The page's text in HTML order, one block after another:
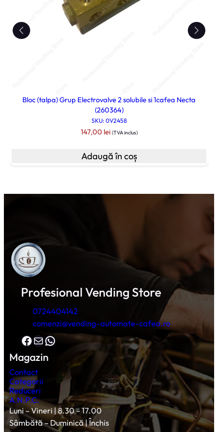
Bloc (talpa) Grup Electrovalve 2 solubile si 1cafea Necta
(260364)
SKU: 0V2458
147,00 lei (TVA inclus)
Adaugă în coș
Profesional Vending Store
0724404142
comenzi@vending-automate-cafea.ro
Facebook Mail WhatsApp
Magazin
Contact
Categorii
Reduceri
A.N.P.C.
Luni – Vineri | 8.30 – 17.00
Sâmbătă – Duminică | Închis